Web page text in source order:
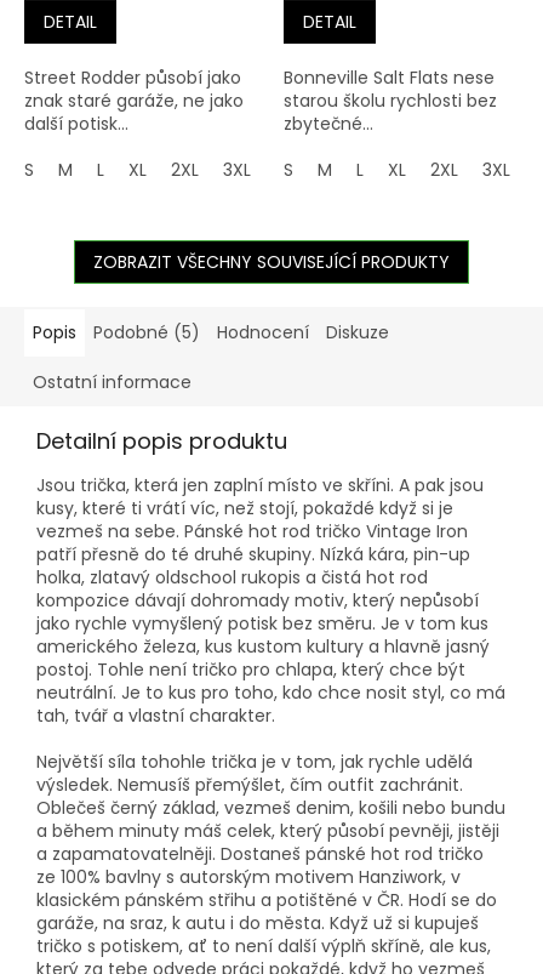
DETAIL
Street Rodder působí jako
znak staré garáže, ne jako
další potisk...
S
M L XL 2XL 3XL 4XL 5XL
DETAIL
Bonneville Salt Flats nese
starou školu rychlosti bez
zbytečné...
S
M L XL 2XL 3XL
ZOBRAZIT VŠECHNY SOUVISEJÍCÍ PRODUKTY
Popis Podobné (5) Hodnocení Diskuze
Ostatní informace
Detailní popis produktu
Jsou trička, která jen zaplní místo ve skříni. A pak jsou
kusy, které ti vrátí víc, než stojí, pokaždé když si je
vezmeš na sebe. Pánské hot rod tričko Vintage Iron
patří přesně do té druhé skupiny. Nízká kára, pin-up
holka, zlatavý oldschool rukopis a čistá hot rod
kompozice dávají dohromady motiv, který nepůsobí
jako rychle vymyšlený potisk bez směru. Je v tom kus
amerického železa, kus kustom kultury a hlavně jasný
postoj. Tohle není tričko pro chlapa, který chce být
neutrální. Je to kus pro toho, kdo chce nosit styl, co má
tah, tvář a vlastní charakter.
Největší síla tohohle trička je v tom, jak rychle udělá
výsledek. Nemusíš přemýšlet, čím outfit zachránit.
Oblečeš černý základ, vezmeš denim, košili nebo bundu
a během minuty máš celek, který působí pevněji, jistěji
a zapamatovatelněji. Dostaneš pánské hot rod tričko
ze 100% bavlny s autorským motivem Hanziwork, v
klasickém pánském střihu a potištěné v ČR. Hodí se do
garáže, na sraz, k autu i do města. Když už si kupuješ
tričko s potiskem, ať to není další výplň skříně, ale kus,
který za tebe odvede práci pokaždé, když ho vezmeš